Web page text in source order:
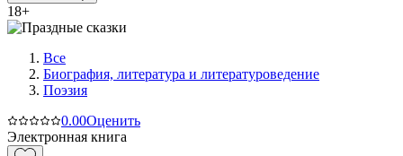
18+
Все
Биография, литература и литературоведение
Поэзия
0.00Оценить
Электронная книга